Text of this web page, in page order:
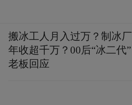
搬冰工人月入过万？制冰厂
年收超千万？00后“冰二代”
老板回应